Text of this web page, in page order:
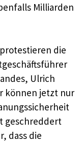
Milliarden
die
Ulrich
können jetzt nur
geschreddert
dass die